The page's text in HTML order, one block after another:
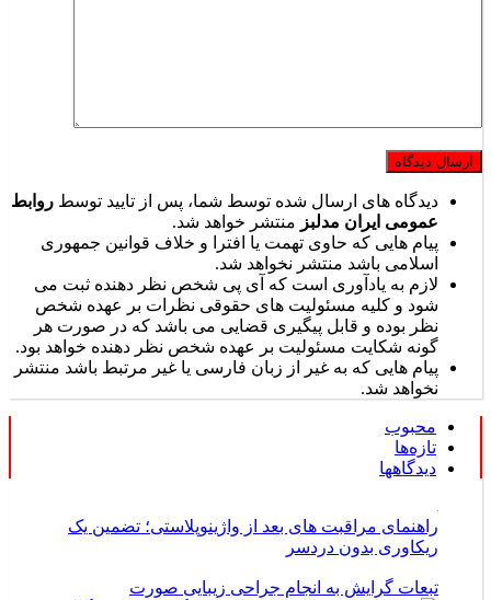
دیدگاه های ارسال شده توسط شما، پس از تایید توسط روابط
عمومی ایران مدلبز منتشر خواهد شد.
پیام هایی که حاوی تهمت یا افترا و خلاف قوانین جمهوری
اسلامی باشد منتشر نخواهد شد.
لازم به یادآوری است که آی پی شخص نظر دهنده ثبت می
شود و کلیه مسئولیت های حقوقی نظرات بر عهده شخص
نظر بوده و قابل پیگیری قضایی می باشد که در صورت هر
گونه شکایت مسئولیت بر عهده شخص نظر دهنده خواهد بود.
پیام هایی که به غیر از زبان فارسی یا غیر مرتبط باشد منتشر
نخواهد شد.
محبوب
تازه‌ها
دیدگاهها
راهنمای مراقبت های بعد از واژینوپلاستی؛ تضمین یک
ریکاوری بدون دردسر
تبعات گرایش به انجام جراحی زیبایی صورت